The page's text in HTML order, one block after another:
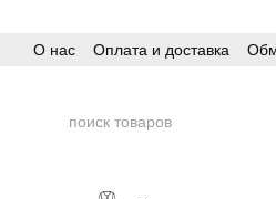
О нас
Оплата и доставка